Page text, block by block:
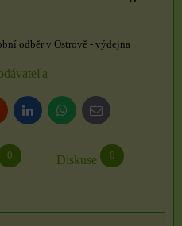
odběr v Ostrově - výdejna
LinkedInWhatsApp
E-
mail
0 Diskuse 0